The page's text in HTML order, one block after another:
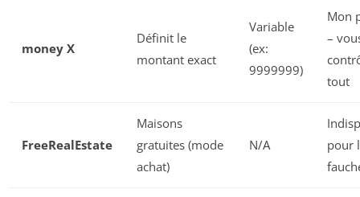
money X
Définit le
montant exact
Variable
(ex:
9999999)
Mon
–
tout
FreeRealEstate
Maisons
gratuites (mode
achat)
N/A
pour